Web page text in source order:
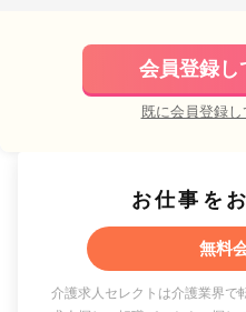
会員登録し
既に会員登録
お仕事を
無料
介護求人セレクトは介護業界で